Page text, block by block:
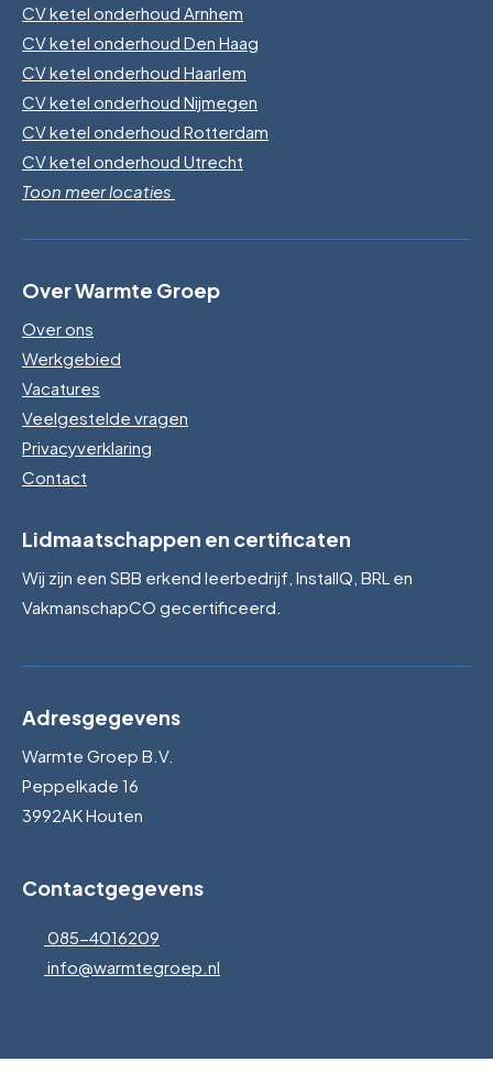
CV ketel onderhoud Arnhem
CV ketel onderhoud Den Haag
CV ketel onderhoud Haarlem
CV ketel onderhoud Nijmegen
CV ketel onderhoud Rotterdam
CV ketel onderhoud Utrecht
Toon meer locaties
Over Warmte Groep
Over ons
Werkgebied
Vacatures
Veelgestelde vragen
Privacyverklaring
Contact
Lidmaatschappen en certificaten
Wij zijn een SBB erkend leerbedrijf, InstallQ, BRL en
VakmanschapCO gecertificeerd.
Adresgegevens
Warmte Groep B.V.
Peppelkade 16
3992AK Houten
Contactgegevens
085-4016209
info@warmtegroep.nl